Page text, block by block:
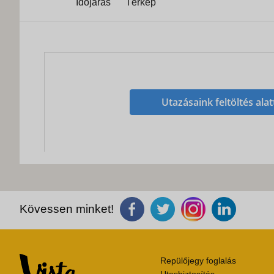
Időjárás Térkép
Utazásaink feltöltés
Kövessen minket!
Repülőjegy foglalás